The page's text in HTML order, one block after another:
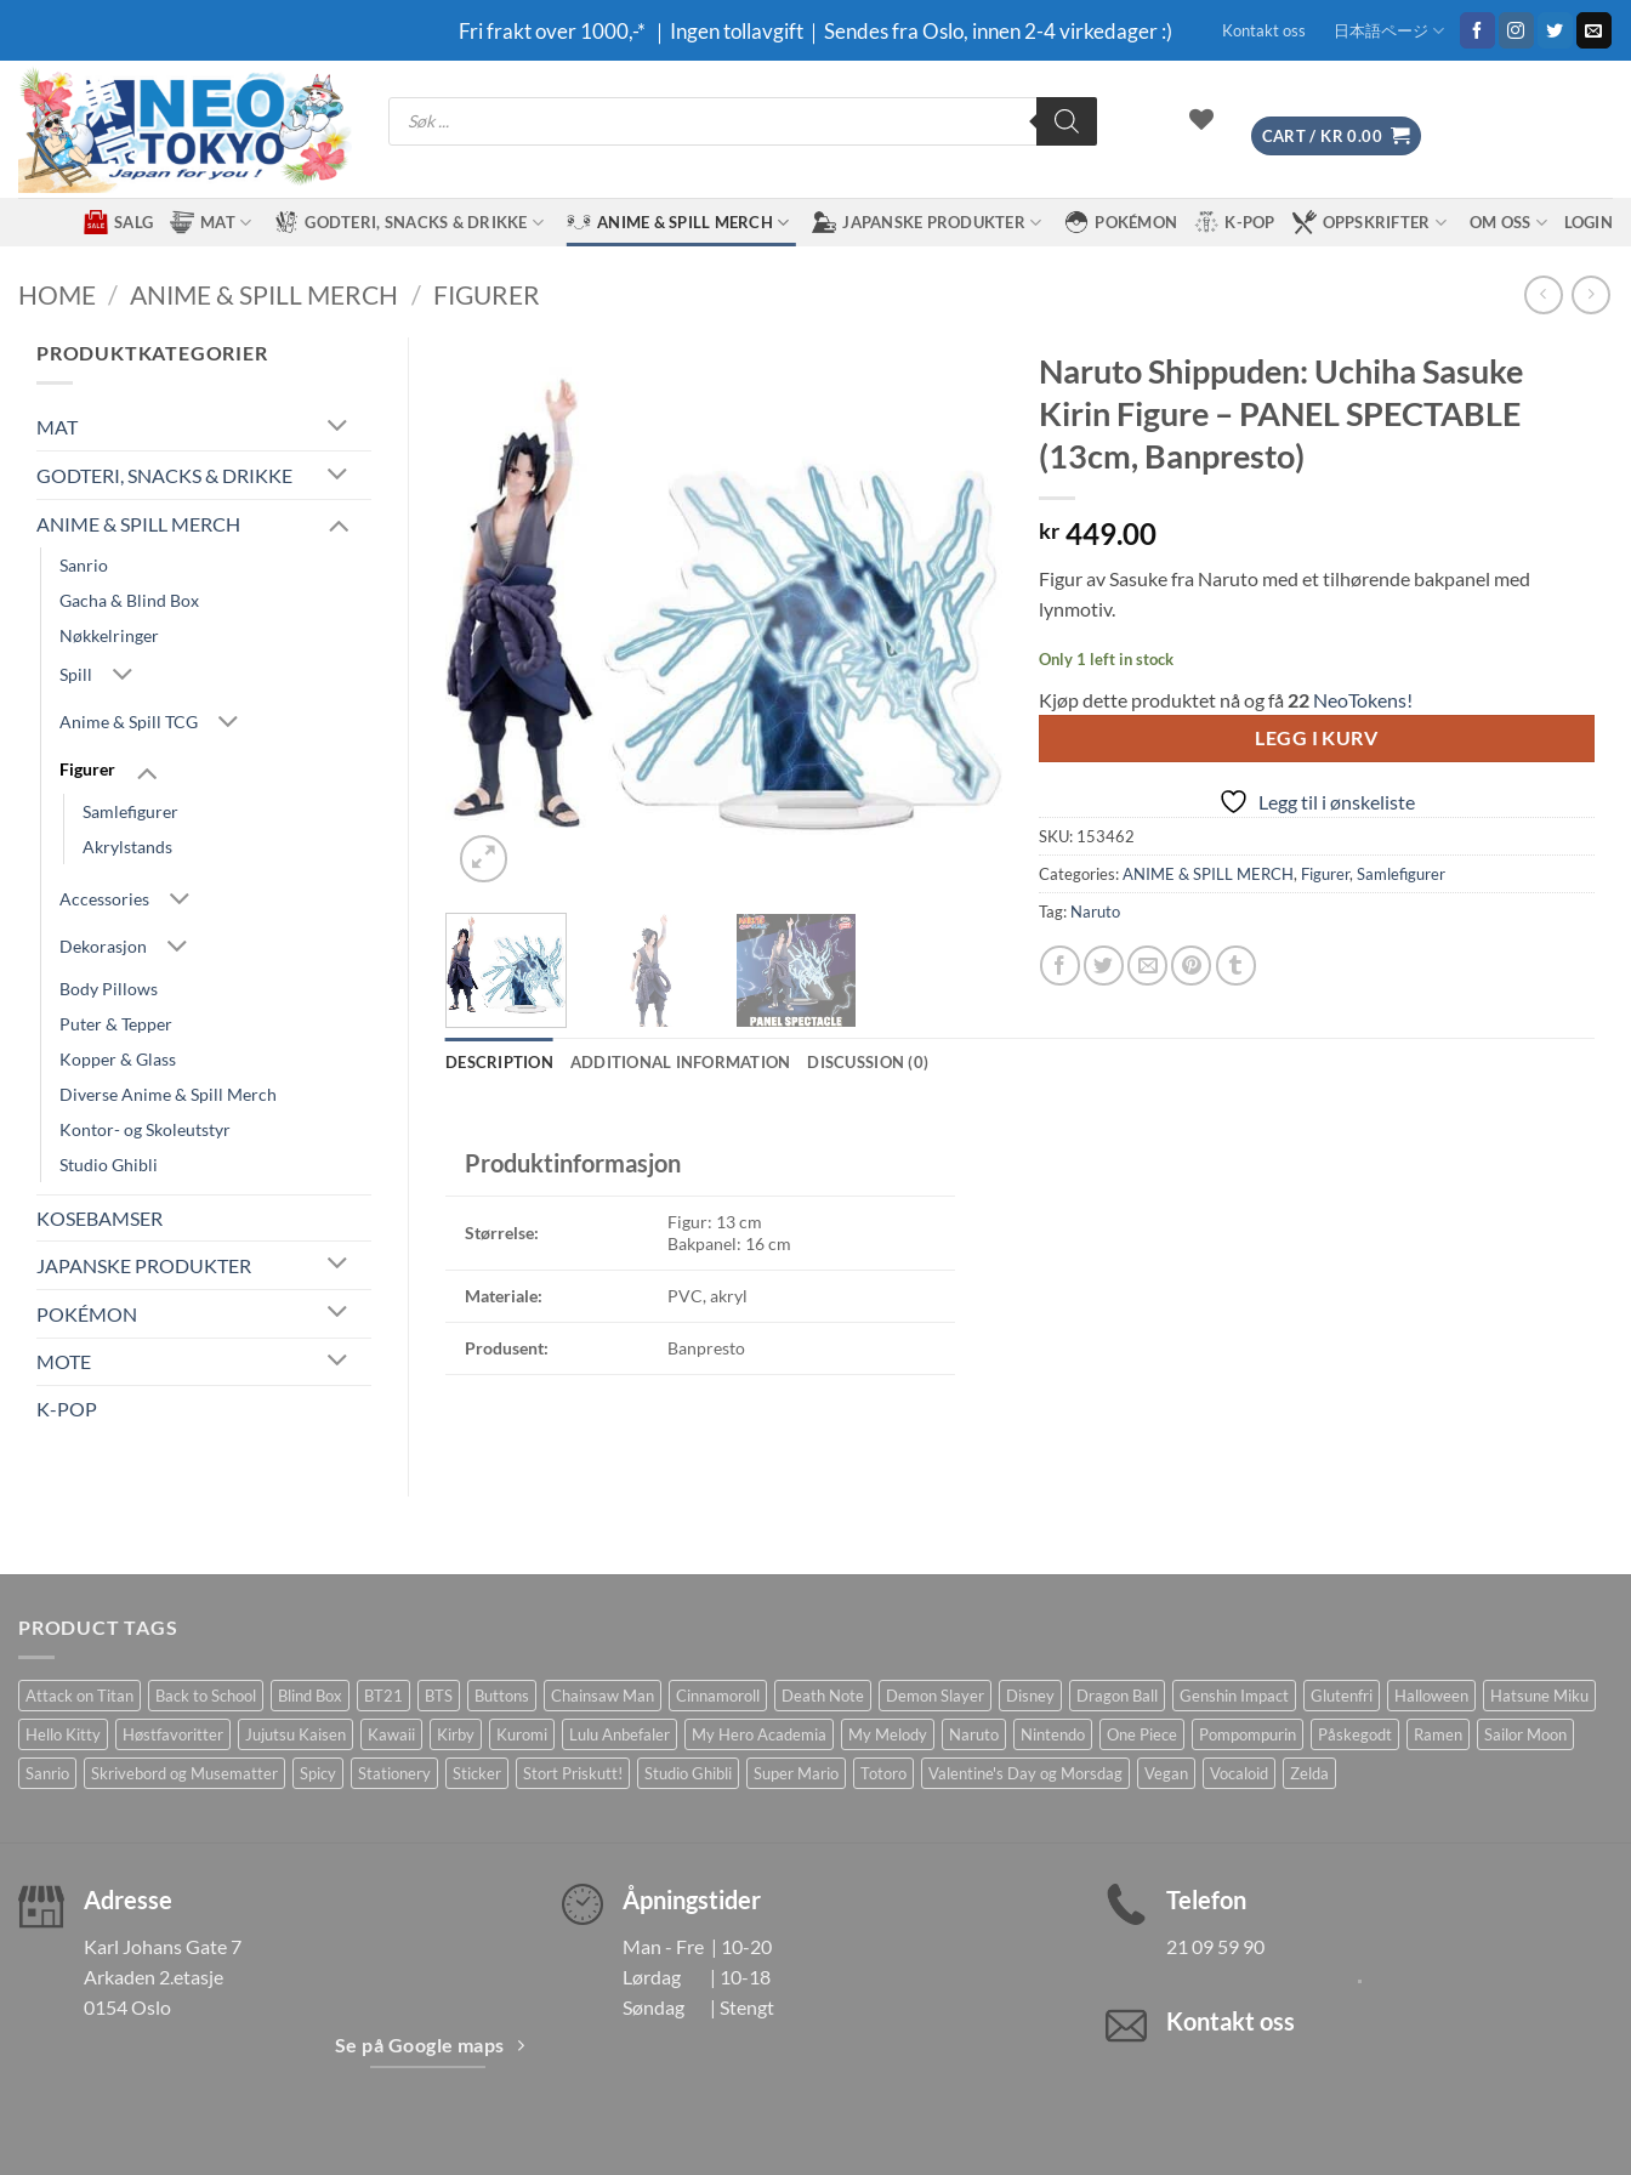
content
Fri frakt over 1000,-* ｜Ingen tollavgift｜Sendes fra Oslo, innen 2-4 virkedager :) Kontakt oss 日本語ページ
Products
search
CART / KR 0.00
SALG MAT GODTERI, SNACKS & DRIKKE ANIME & SPILL MERCH JAPANSKE PRODUKTER POKÉMON K-POP OPPSKRIFTER OM OSS LOGIN
HOME / ANIME & SPILL MERCH / FIGURER
PRODUKTKATEGORIER
MAT
GODTERI, SNACKS & DRIKKE
ANIME & SPILL MERCH
Sanrio
Gacha & Blind Box
Nøkkelringer
Spill
Anime & Spill TCG
Figurer
Samlefigurer
Akrylstands
Accessories
Dekorasjon
Body Pillows
Puter & Tepper
Kopper & Glass
Diverse Anime & Spill Merch
Kontor- og Skoleutstyr
Studio Ghibli
KOSEBAMSER
JAPANSKE PRODUKTER
POKÉMON
MOTE
K-POP
Naruto Shippuden: Uchiha Sasuke
Kirin Figure – PANEL SPECTABLE
(13cm, Banpresto)
kr449.00
Figur av Sasuke fra Naruto med et tilhørende bakpanel med
lynmotiv.
Only 1 left in stock
Kjøp dette produktet nå og få 22NeoTokens!
LEGG I KURV
Legg til i ønskeliste
SKU: 153462
Categories:ANIME & SPILL MERCH, Figurer,Samlefigurer
Tag: Naruto
DESCRIPTION ADDITIONAL INFORMATION DISCUSSION (0)
Produktinformasjon
Størrelse:
Figur: 13 cm
Bakpanel: 16 cm
Materiale: PVC, akryl
Produsent: Banpresto
PRODUCT TAGS
Attack on Titan Back to School Blind Box BT21 BTS Buttons Chainsaw Man Cinnamoroll Death Note Demon Slayer Disney Dragon Ball Genshin Impact Glutenfri Halloween
Hatsune Miku
Hello Kitty
Høstfavoritter Jujutsu Kaisen Kawaii Kirby Kuromi Lulu Anbefaler My Hero Academia My Melody Naruto Nintendo One Piece Pompompurin Påskegodt Ramen
Sailor Moon
Sanrio
Skrivebord og Musematter Spicy Stationery Sticker Stort Priskutt! Studio Ghibli Super Mario Totoro Valentine's Day og Morsdag Vegan Vocaloid Zelda
Adresse
Karl Johans Gate 7
Arkaden 2.etasje
0154 Oslo
Se på Google maps
Åpningstider
Man - Fre | 10-20
Lørdag | 10-18
Søndag | Stengt
Telefon
21 09 59 90
Kontakt oss